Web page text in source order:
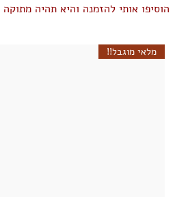
הוסיפו אותי להזמנה והיא תהיה מתוקה
מלאי מוגבל!!